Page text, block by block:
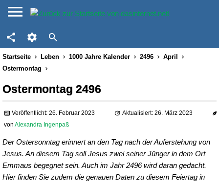
Startseite Leben 1000 Jahre Kalender 2496
April
Ostermontag
Ostermontag 2496
Veröffentlicht: 26. Februar 2023
Aktualisiert: 26. März 2023
von Alexandra Ingenpaß
Der Ostersonntag erinnert an den Tag nach der Auferstehung von
Jesus. An diesem Tag soll Jesus zwei seiner Jünger in dem Ort
Emmaus begegnet sein. Auch im Jahr 2496 wird daran gedacht.
Hier finden Sie zudem die genauen Daten zu diesem Feiertag in